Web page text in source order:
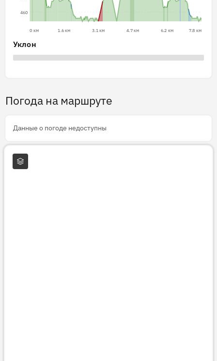
460
0 км 1.6 км 3.1 км 4.7 км 6.2 км 7.8 км
Уклон
Погода на маршруте
Данные о погоде недоступны